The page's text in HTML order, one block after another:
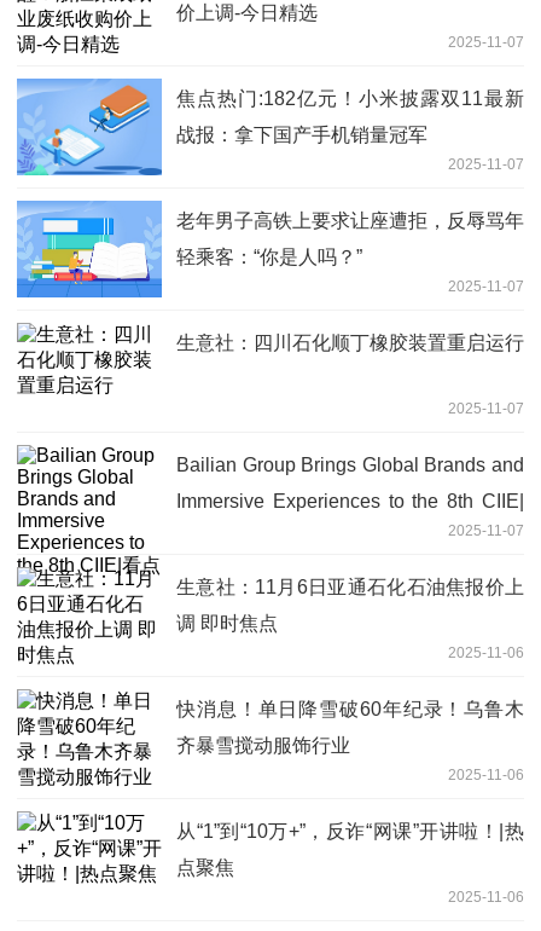
价上调-今日精选
2025-11-07
焦点热门:182亿元！小米披露双11最新
战报：拿下国产手机销量冠军
2025-11-07
老年男子高铁上要求让座遭拒，反辱骂年
轻乘客：“你是人吗？”
2025-11-07
生意社：四川石化顺丁橡胶装置重启运行
2025-11-07
Bailian Group Brings Global Brands and
Immersive Experiences to the 8th CIIE|
2025-11-07
生意社：11月6日亚通石化石油焦报价上
调 即时焦点
2025-11-06
快消息！单日降雪破60年纪录！乌鲁木
齐暴雪搅动服饰行业
2025-11-06
从“1”到“10万+”，反诈“网课”开讲啦！|热
点聚焦
2025-11-06